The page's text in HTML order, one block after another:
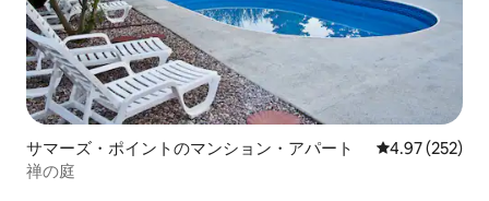
サマーズ・ポイントのマンション・アパート レビュー252
4.97 (252)
禅の庭